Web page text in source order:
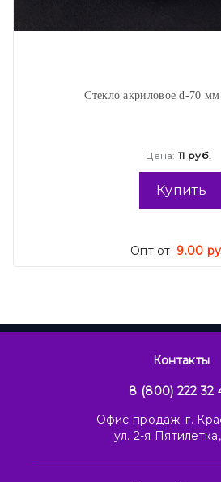
Стекло акриловое d-70
Цена: 11 руб.
Купить
Опт от: 9.00
Контакты
8 (800) 222 32
Офис продаж: г.
ул. 2-я